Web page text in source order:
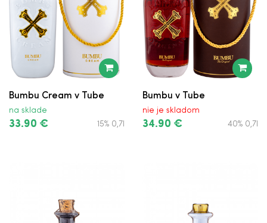
Bumbu Cream v Tube
na sklade
33.90 € 15% 0,7l
Bumbu v Tube
nie je skladom
34.90 € 40% 0,7l